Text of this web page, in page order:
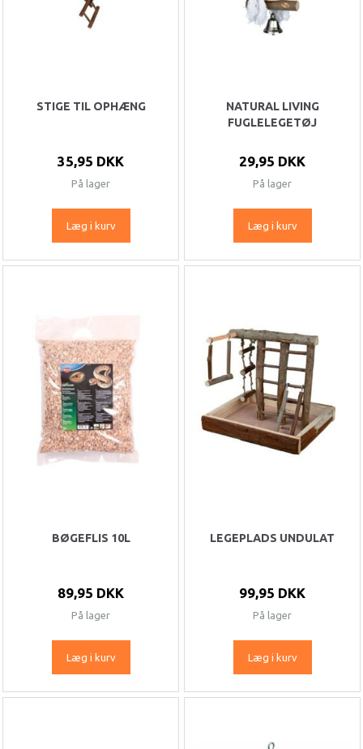
STIGE TIL OPHÆNG
35,95 DKK
På lager
Læg i kurv
NATURAL LIVING
FUGLELEGETØJ
29,95 DKK
På lager
Læg i kurv
BØGEFLIS 10L
89,95 DKK
På lager
Læg i kurv
LEGEPLADS UNDULAT
99,95 DKK
På lager
Læg i kurv